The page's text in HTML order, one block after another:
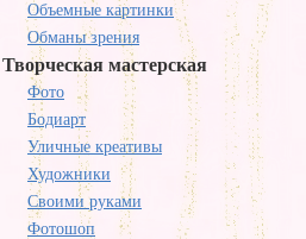
Объемные картинки
Обманы зрения
Творческая мастерская
Фото
Бодиарт
Уличные креативы
Художники
Своими руками
Фотошоп